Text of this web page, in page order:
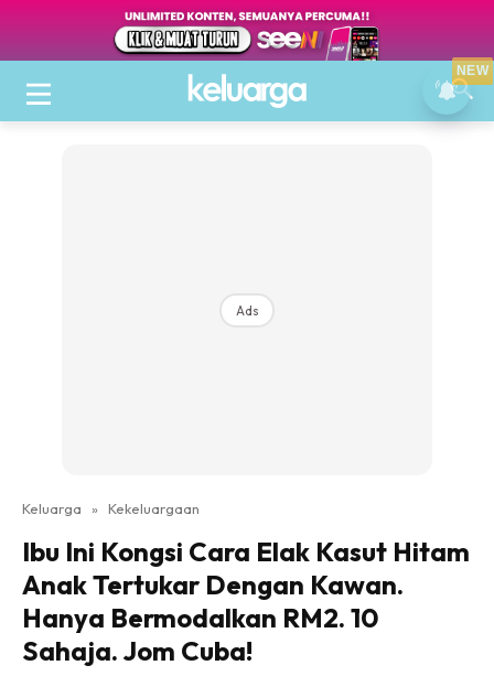
Ads
Keluarga » Kekeluargaan
Ibu Ini Kongsi Cara Elak Kasut Hitam
Anak Tertukar Dengan Kawan.
Hanya Bermodalkan RM2. 10
Sahaja. Jom Cuba!
NEW